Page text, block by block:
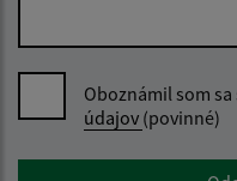
Oboznámil som sa
údajov (povinné)
Google reCaptcha Response